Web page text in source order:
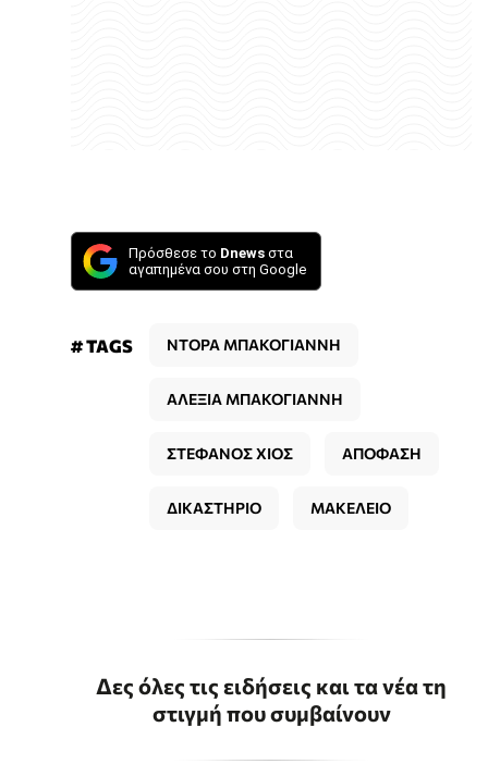
Πρόσθεσε το Dnews στα
αγαπημένα σου στη Google
# TAGS ΝΤΟΡΑ ΜΠΑΚΟΓΙΑΝΝΗ
ΑΛΕΞΙΑ ΜΠΑΚΟΓΙΑΝΝΗ
ΣΤΕΦΑΝΟΣ ΧΙΟΣ ΑΠΟΦΑΣΗ
ΔΙΚΑΣΤΗΡΙΟ ΜΑΚΕΛΕΙΟ
Δες όλες τις ειδήσεις και τα νέα τη
στιγμή που συμβαίνουν